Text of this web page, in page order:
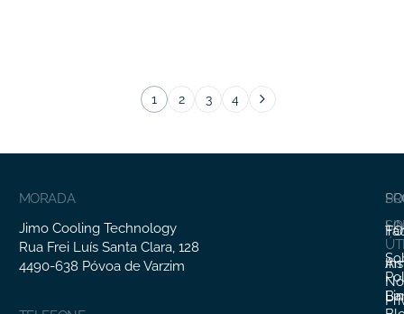
1 2 3 4
MORADA
Jimo Cooling Technology
Rua Frei Luís Santa Clara, 128
4490-638 Póvoa de Varzim